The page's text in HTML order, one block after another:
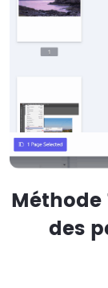
des